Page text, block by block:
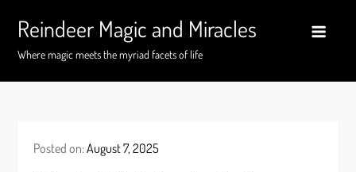
content
Reindeer Magic and Miracles
Where magic meets the myriad facets of life
Posted on:August 7, 2025